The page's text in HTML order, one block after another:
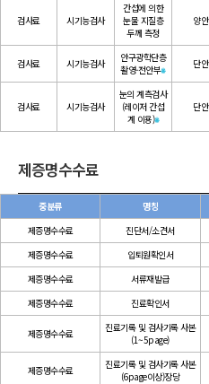
검사료 시기능검사
간섭에 의한
눈물 지질층
두께 측정
양안
검사료 시기능검사
안구광학단층
촬영-전안부⁕ 단안
검사료 시기능검사
눈의 계측검사
(레이저 간섭
계 이용)⁕
단안
제증명수수료
중분류 명칭
제증명수수료
진단서/소견서
제증명수수료
입퇴원확인서
제증명수수료
서류재발급
제증명수수료
진료확인서
제증명수수료
진료기록 및 검사기록 사본
(1~5page)
제증명수수료
진료기록 및 검사기록 사본
(6page이상)장당